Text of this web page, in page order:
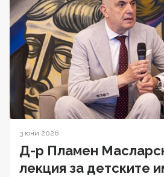
3 юни 2026
Д-р Пламен
лекция за детските